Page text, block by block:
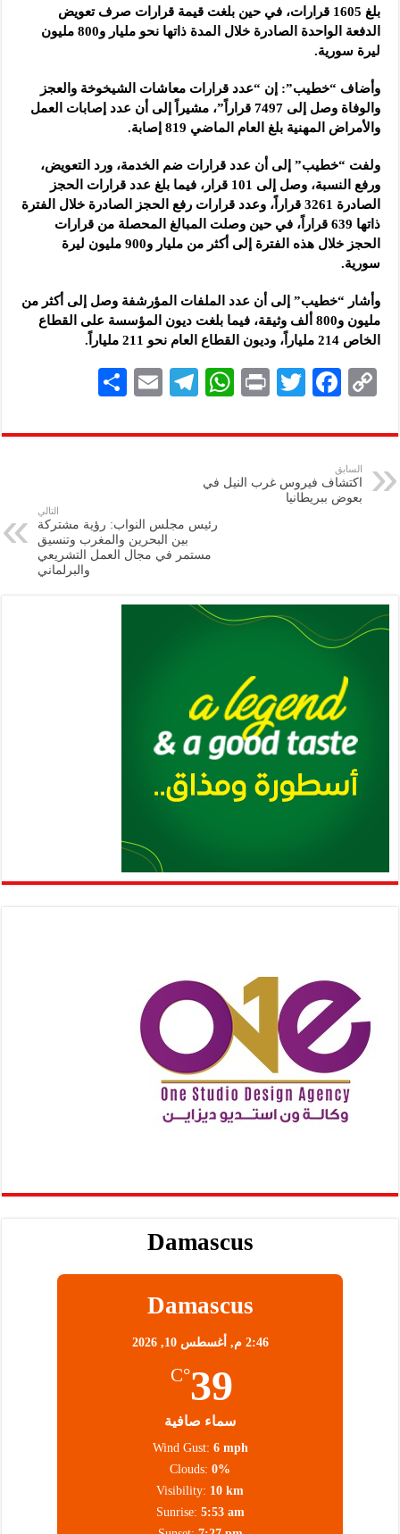
بلغ 1605 قرارات، في حين بلغت قيمة قرارات صرف تعويض
الدفعة الواحدة الصادرة خلال المدة ذاتها نحو مليار و800 مليون
ليرة سورية.
وأضاف “خطيب”: إن “عدد قرارات معاشات الشيخوخة والعجز
والوفاة وصل إلى 7497 قراراً”، مشيراً إلى أن عدد إصابات العمل
والأمراض المهنية بلغ العام الماضي 819 إصابة.
ولفت “خطيب” إلى أن عدد قرارات ضم الخدمة، ورد التعويض،
ورفع النسبة، وصل إلى 101 قرار، فيما بلغ عدد قرارات الحجز
الصادرة 3261 قراراً، وعدد قرارات رفع الحجز الصادرة خلال الفترة
ذاتها 639 قراراً، في حين وصلت المبالغ المحصلة من قرارات
الحجز خلال هذه الفترة إلى أكثر من مليار و900 مليون ليرة
سورية.
وأشار “خطيب” إلى أن عدد الملفات المؤرشفة وصل إلى أكثر من
مليون و800 ألف وثيقة، فيما بلغت ديون المؤسسة على القطاع
الخاص 214 ملياراً، وديون القطاع العام نحو 211 ملياراً.
C
p
y
Li
F
eb
k
T
tt
P
nt
W
at
A
p
p
Te
gr
E
ai
ar
السابق
اكتشاف فيروس غرب النيل في
بعوض ببريطانيا
التالي
رئيس مجلس النواب: رؤية مشتركة
بين البحرين والمغرب وتنسيق
مستمر في مجال العمل التشريعي
والبرلماني
Damascus
Damascus
2:46 م, أغسطس 10, 2026
39
°C
سماء صافية
Wind Gust: 6 mph
Clouds: 0%
Visibility: 10 km
Sunrise: 5:53 am